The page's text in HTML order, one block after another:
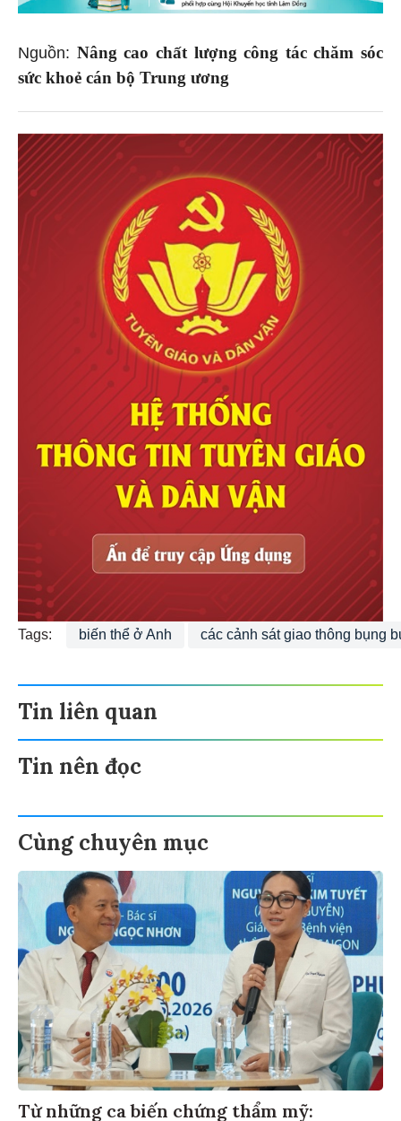
Nguồn: Nâng cao chất lượng công tác chăm sóc
sức khoẻ cán bộ Trung ương
Tags: biến thể ở Anh các cảnh sát giao thông bụng
Tin liên quan
Tin nên đọc
Cùng chuyên mục
Từ những ca biến chứng thẩm mỹ: